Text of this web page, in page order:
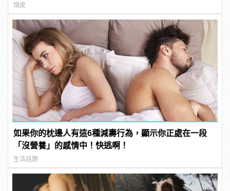
頭皮
如果你的枕邊人有這6種減壽行為，顯示你正處在一段
「沒營養」的感情中！快逃啊！
生活話題